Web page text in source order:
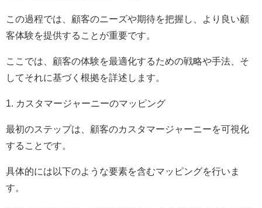
この過程では、顧客のニーズや期待を把握し、より良い顧
客体験を提供することが重要です。
ここでは、顧客の体験を最適化するための戦略や手法、そ
してそれに基づく根拠を詳述します。
1. カスタマージャーニーのマッピング
最初のステップは、顧客のカスタマージャーニーを可視化
することです。
具体的には以下のような要素を含むマッピングを行いま
す。